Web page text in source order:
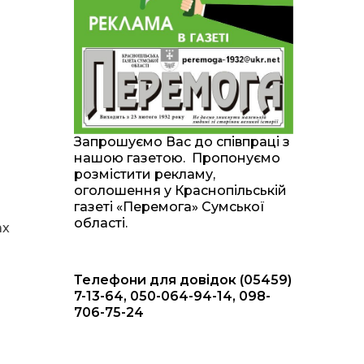
20:00
28 лип
Житлові сертифікати,
підготовка до зими та
підтримка ВПО: підсумки
засідання виконкому
Краснопільської
селищної ради
10:36
28 лип
Валентина Масалітіна:
«Нас тримає віра в
Перемогу і повернення
додому»
10:31
28 лип
Знову біль… Знову
втрата… На щиті
16:57
24 лип
Обмежено придатний,
але безмежно
вмотивований: Як
колишній лісівник став
Запрошуємо Вас до співпраці з
нашою газетою. Пропонуємо
розмістити рекламу,
оголошення у Краснопільській
газеті «Перемога» Сумської
області.
Телефони для довідок (05459)
7-13-64, 050-064-94-14, 098-
706-75-24